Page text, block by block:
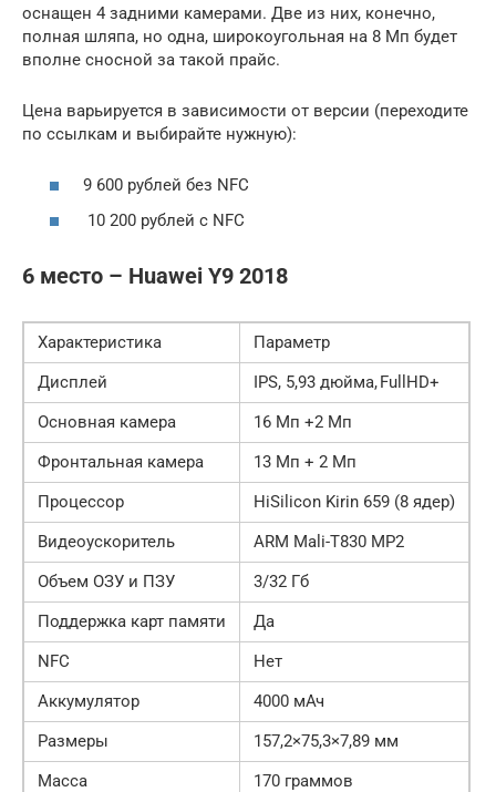
оснащен 4 задними камерами. Две из них, конечно,
полная шляпа, но одна, широкоугольная на 8 Мп будет
вполне сносной за такой прайс.
Цена варьируется в зависимости от версии (переходите
по ссылкам и выбирайте нужную):
9 600 рублей без NFC
10 200 рублей с NFC
6 место – Huawei Y9 2018
Характеристика
Параметр
Дисплей
IPS, 5,93 дюйма, FullHD+
Основная камера
16 Мп +2 Мп
Фронтальная камера
13 Мп + 2 Мп
Процессор
HiSilicon Kirin 659 (8 ядер)
Видеоускоритель
ARM Mali-T830 MP2
Объем ОЗУ и ПЗУ
3/32 Гб
Поддержка карт памяти
Да
NFC
Нет
Аккумулятор
4000 мАч
Размеры
157,2×75,3×7,89 мм
Масса
170 граммов